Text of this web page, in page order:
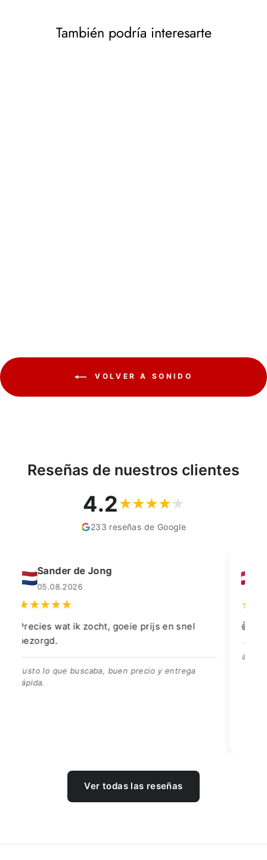
También podría interesarte
VOLVER A SONIDO
Reseñas de nuestros clientes
4.2
233 reseñas de Google
Muahmmet Karadag
04.08.2026
👍👍👍👌
👍👍👍👌
Ver todas las reseñas